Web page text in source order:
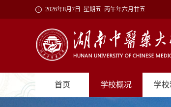
2026年8月7日 星期五 丙午年六月廿五
首页 学校概况 学校